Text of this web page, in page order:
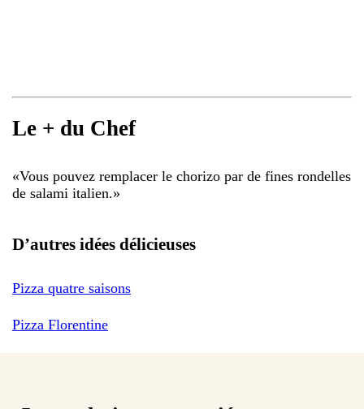
Le + du Chef
«Vous pouvez remplacer le chorizo par de fines rondelles
de salami italien.»
D’autres idées délicieuses
Pizza quatre saisons
Pizza Florentine